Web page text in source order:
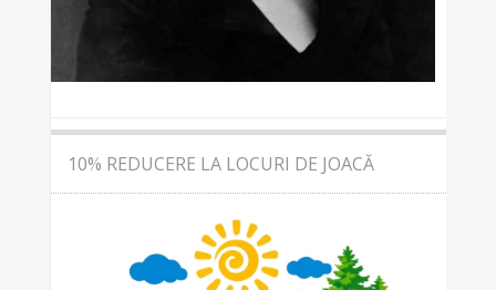
10% REDUCERE LA LOCURI DE JOACĂ